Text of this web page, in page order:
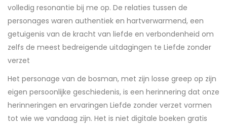
volledig resonantie bij me op. De relaties tussen de
personages waren authentiek en hartverwarmend, een
getuigenis van de kracht van liefde en verbondenheid om
zelfs de meest bedreigende uitdagingen te Liefde zonder
verzet
Het personage van de bosman, met zijn losse greep op zijn
eigen persoonlijke geschiedenis, is een herinnering dat onze
herinneringen en ervaringen Liefde zonder verzet vormen
tot wie we vandaag zijn. Het is niet digitale boeken gratis